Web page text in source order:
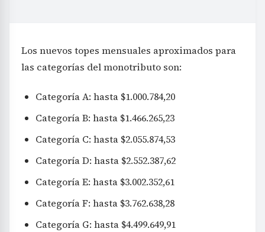
Los nuevos topes mensuales aproximados para
las categorías del monotributo son:
Categoría A: hasta $1.000.784,20
Categoría B: hasta $1.466.265,23
Categoría C: hasta $2.055.874,53
Categoría D: hasta $2.552.387,62
Categoría E: hasta $3.002.352,61
Categoría F: hasta $3.762.638,28
Categoría G: hasta $4.499.649,91